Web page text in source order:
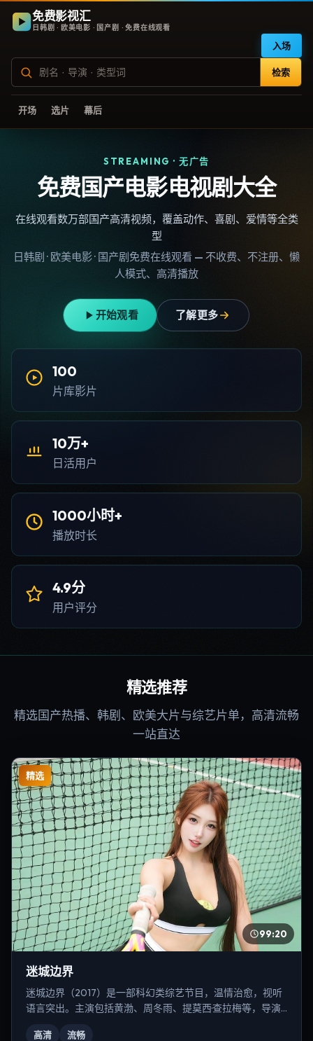
免费影视汇
日韩剧 · 欧美电影 · 国产剧 · 免费在线观看
检索
入场
开场 选片 幕后
STREAMING · 无广告
免费国产电影电视剧大全
在线观看数万部国产高清视频，覆盖动作、喜剧、爱情等全类
型
日韩剧 · 欧美电影 · 国产剧免费在线观看 — 不收费、不注册、懒
人模式、高清播放
开始观看 了解更多
100
片库影片
10万+
日活用户
1000小时+
播放时长
4.9分
用户评分
精选推荐
精选国产热播、韩剧、欧美大片与综艺片单，高清流畅
一站直达
精选
99:20
迷城边界
迷城边界（2017）是一部科幻类综艺节目，温情治愈，视听
语言突出。主演包括黄渤、周冬雨、提莫西·查拉梅等，导演
高清 流畅